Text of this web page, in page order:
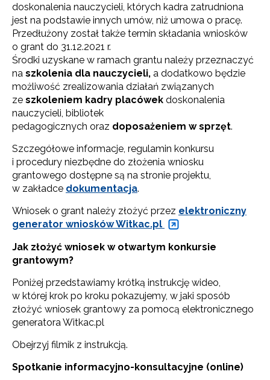
doskonalenia nauczycieli, których kadra zatrudniona
jest na podstawie innych umów, niż umowa o pracę.
Przedłużony został także termin składania wniosków
o grant do 31.12.2021 r.
Środki uzyskane w ramach grantu należy przeznaczyć
na szkolenia dla nauczycieli, a dodatkowo będzie
możliwość zrealizowania działań związanych
ze szkoleniem kadry placówek doskonalenia
nauczycieli, bibliotek
pedagogicznych oraz doposażeniem w sprzęt.
Szczegółowe informacje, regulamin konkursu
i procedury niezbędne do złożenia wniosku
grantowego dostępne są na stronie projektu,
w zakładce dokumentacja.
Wniosek o grant należy złożyć przez elektroniczny
generator wniosków Witkac.pl
Jak złożyć wniosek w otwartym konkursie
grantowym?
Poniżej przedstawiamy krótką instrukcję wideo,
w której krok po kroku pokazujemy, w jaki sposób
złożyć wniosek grantowy za pomocą elektronicznego
generatora Witkac.pl
Obejrzyj filmik z instrukcją.
Spotkanie informacyjno-konsultacyjne (online)